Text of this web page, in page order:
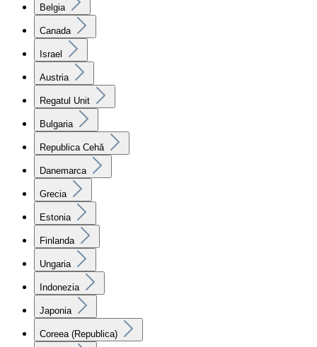
Belgia
Canada
Israel
Austria
Regatul Unit
Bulgaria
Republica Cehă
Danemarca
Grecia
Estonia
Finlanda
Ungaria
Indonezia
Japonia
Coreea (Republica)